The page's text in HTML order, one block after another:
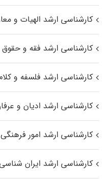
کارشناسی ارشد الهیات
کارشناسی ارشد فقه و حقوق
کارشناسی ارشد فلسفه و
کارشناسی ارشد ادیان و
کارشناسی ارشد امور فرهنگی
کارشناسی ارشد ایران